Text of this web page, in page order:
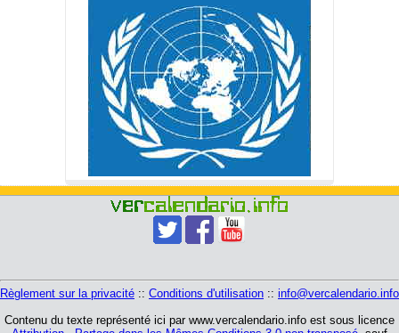
Règlement sur la privacité :: Conditions d'utilisation :: info@vercalendario.info
Contenu du texte représenté ici par www.vercalendario.info est sous licence